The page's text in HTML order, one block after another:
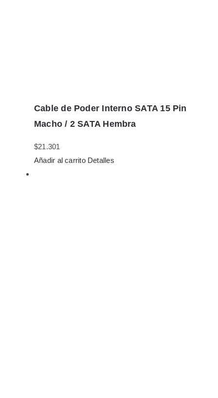
Cable de Poder Interno SATA 15 Pin
Macho / 2 SATA Hembra
$21.301
Añadir al carrito Detalles